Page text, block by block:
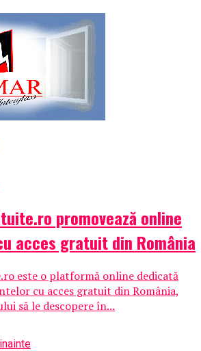
promovează online
acces gratuit din România
este o platformă online dedicată
cu acces gratuit din România,
să le descopere în...